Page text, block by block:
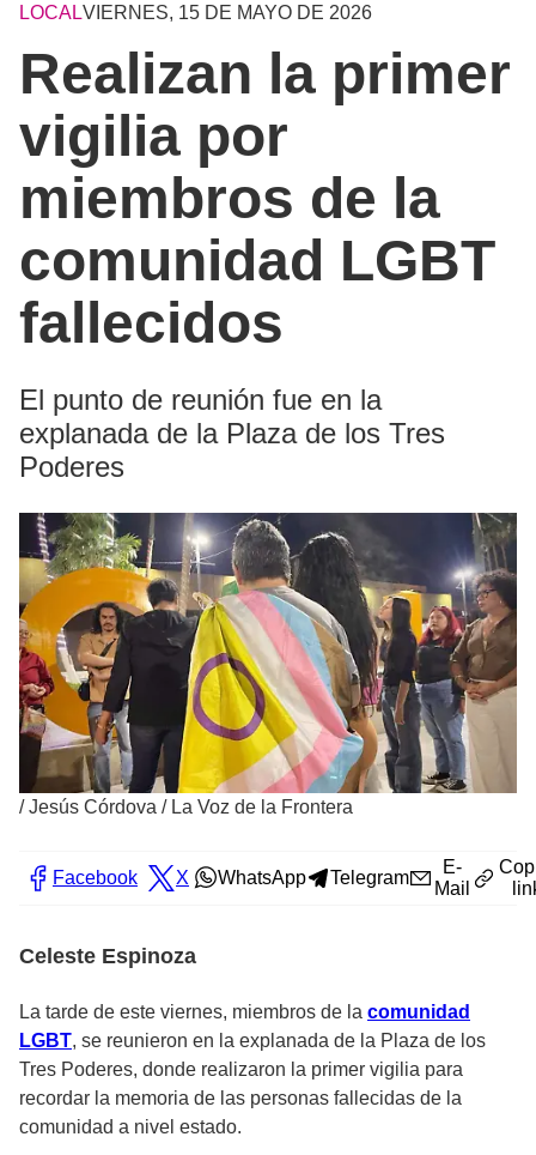
LOCALVIERNES, 15 DE MAYO DE 2026
Realizan la primer
vigilia por
miembros de la
comunidad LGBT
fallecidos
El punto de reunión fue en la
explanada de la Plaza de los Tres
Poderes
/Jesús Córdova / La Voz de la Frontera
Facebook X WhatsApp Telegram
E-
Mail
Celeste Espinoza
La tarde de este viernes, miembros de la comunidad
LGBT, se reunieron en la explanada de la Plaza de los
Tres Poderes, donde realizaron la primer vigilia para
recordar la memoria de las personas fallecidas de la
comunidad a nivel estado.